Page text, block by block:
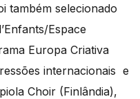
também selecionado
Espace
Europa Criativa
internacionais e
Choir (Finlândia),